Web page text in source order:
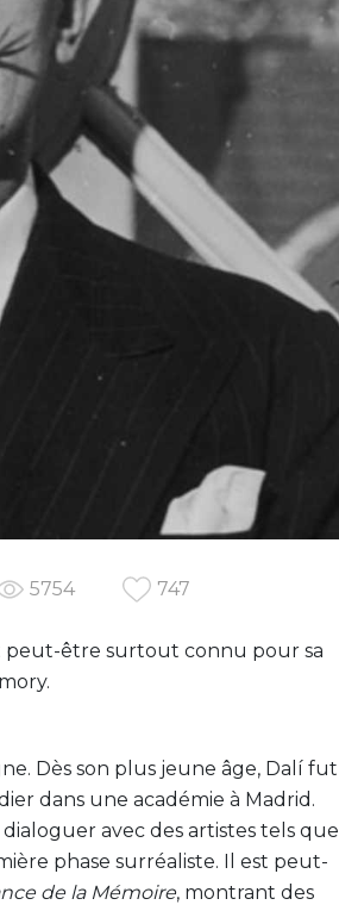
5754 747
peut-être surtout connu pour sa
Dès son plus jeune âge, Dalí fut
dans une académie à Madrid.
dialoguer avec des artistes tels que
phase surréaliste. Il est peut-
de la Mémoire, montrant des